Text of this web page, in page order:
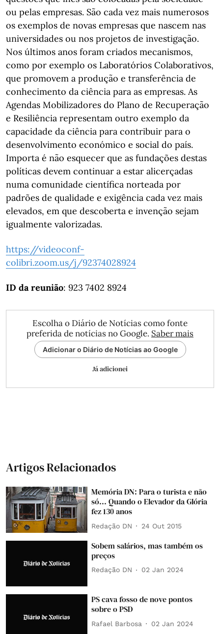
ou pelas empresas. São cada vez mais numerosos
os exemplos de novas empresas que nascem nas
universidades ou nos projetos de investigação.
Nos últimos anos foram criados mecanismos,
como por exemplo os Laboratórios Colaborativos,
que promovem a produção e transferência de
conhecimento da ciência para as empresas. As
Agendas Mobilizadores do Plano de Recuperação
e Resiliência representam outro exemplo da
capacidade da ciência para contribuir para o
desenvolvimento económico e social do país.
Importa é não esquecer que as fundações destas
políticas devem continuar a estar alicerçadas
numa comunidade científica norteada por
padrões de qualidade e exigência cada vez mais
elevados, em que descoberta e invenção sejam
igualmente valorizadas.
https://videoconf-
colibri.zoom.us/j/92374028924
ID da reunião: 923 7402 8924
Escolha o Diário de Notícias como fonte
preferida de notícias no Google. Saber mais
Adicionar o Diário de Notícias ao Google
Já adicionei
Artigos Relacionados
Memória DN: Para o turista e não
só... Quando o Elevador da Glória
fez 130 anos
Redação DN 24 Out 2015
Sobem salários, mas também os
preços
Redação DN 02 Jan 2024
PS cava fosso de nove pontos
sobre o PSD
Rafael Barbosa 02 Jan 2024